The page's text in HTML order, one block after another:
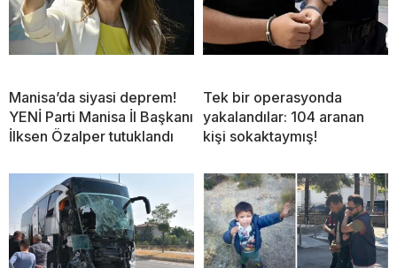
Manisa’da siyasi deprem!
YENİ Parti Manisa İl Başkanı
İlksen Özalper tutuklandı
Tek bir operasyonda
yakalandılar: 104 aranan
kişi sokaktaymış!